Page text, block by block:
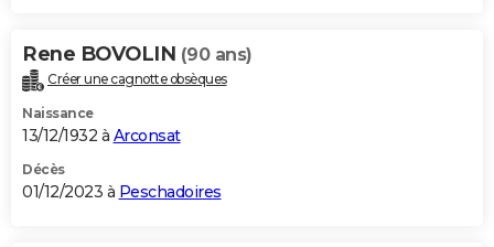
Rene BOVOLIN (90 ans)
Créer une cagnotte obsèques
Naissance
13/12/1932 à Arconsat
Décès
01/12/2023 à Peschadoires